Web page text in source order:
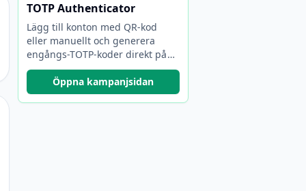
TOTP Authenticator
Lägg till konton med QR-kod
eller manuellt och generera
engångs-TOTP-koder direkt på
din enhet.
Öppna kampanjsidan